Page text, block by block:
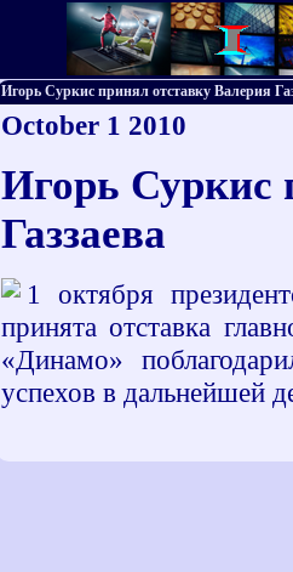
Игорь Суркис принял отставку Валерия
October 1 2010
Игорь Суркис
Газзаева
1 октября
принята отставка
«Динамо»
успехов в дальнейшей